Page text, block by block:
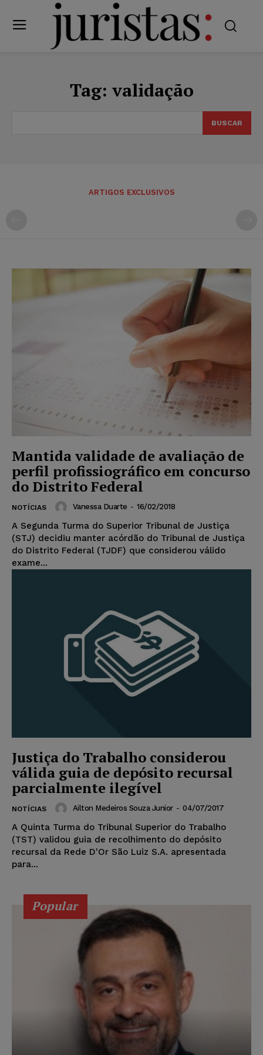
Tag: validação
BUSCAR
ARTIGOS EXCLUSIVOS
Mantida validade de avaliação de
perfil profissiográfico em concurso
do Distrito Federal
NOTÍCIAS Vanessa Duarte - 16/02/2018
A Segunda Turma do Superior Tribunal de Justiça
(STJ) decidiu manter acórdão do Tribunal de Justiça
do Distrito Federal (TJDF) que considerou válido
exame...
Justiça do Trabalho considerou
válida guia de depósito recursal
parcialmente ilegível
NOTÍCIAS Ailton Medeiros Souza Junior - 04/07/2017
A Quinta Turma do Tribunal Superior do Trabalho
(TST) validou guia de recolhimento do depósito
recursal da Rede D'Or São Luiz S.A. apresentada
para...
Popular